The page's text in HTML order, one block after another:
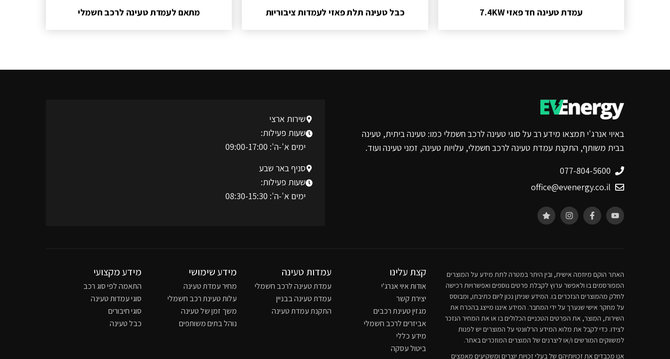
עמדת טעינה חד פאזי 7.4KW כבל טעינה תלת פאזי לעמדות ציבוריות מתאם לעמדת טעינה לרכב חשמלי
באיוי אנרג'י תמצאו מידע רב על סוגי טעינה לרכב חשמלי כמו: טעינה ביתית, טעינה
בבית משותף, התקנת עמדת טעינה לרכב חשמלי, עלויות טעינה, זמני טעינה ועוד.
077-804-5600
office@evenergy.co.il
שירות ארצי
שעות פעילות:
ימים א'-ה': 09:00-17:00
סניף באר שבע
שעות פעילות:
ימים א'-ה': 08:30-15:30
האתר הוקם מיוזמה אישית, ובין היתר במטרה לתת מידע על המוצרים
המפורסמים בו ולאפשר ערוץ לקבלת פרטים נוספים ואפשרויות רכישה
לחלק מהמוצרים הנזכרים בו. המידע שניתן נכון ליום כתיבתו, ומבוסס
על מחקר אישי שנערך על ידי המחבר. המידע איננו מייצג בהכרח את
השירות, המוצר, את הפרטים הטכניים הכלולים בו או את המחיר הנזכר
לצידו. כדי לקבל את מלוא המידע הרלוונטי על המוצרים יש לפנות
למשווקים המורשים ו/או ליצרנים של המוצרים המוזכרים באתר.
אנו מכבדים את זכויותיהם של בעלי זכויות יוצרים ומשקיעים מאמצים
קצת עלינו
אודות איוי אנרג'י
יצירת קשר
מגזין טעינת רכבים
אביזרים לרכב חשמלי
מידע כללי
ביטול עסקה
עמדות טעינה
עמדת טעינה לרכב חשמלי
עמדת טעינה בבניין
התקנת עמדת טעינה
מידע שימושי
מחיר עמדת טעינה
עלות טעינת רכב חשמלי
משך זמן של טעינה
נוהל בתים משותפים
מידע מקצועי
התאמה לפי סוג רכב
סוגי עמדות טעינה
סוגי חיבורים
כבל טעינה